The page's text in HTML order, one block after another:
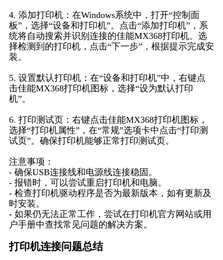
4. 添加打印机：在Windows系统中，打开“控制面
板”，选择“设备和打印机”。点击“添加打印机”，系
统将自动搜索并识别连接的佳能MX368打印机。选
择检测到的打印机，点击“下一步”，根据提示完成安
装。
5. 设置默认打印机：在“设备和打印机”中，右键点
击佳能MX368打印机图标，选择“设为默认打印
机”。
6. 打印测试页：右键点击佳能MX368打印机图标，
选择“打印机属性”，在“常规”选项卡中点击“打印测
试页”。确保打印机能够正常打印测试页。
注意事项：
- 确保USB连接线和电源线连接稳固。
- 报错时，可以尝试重启打印机和电脑。
- 检查打印机驱动程序是否为最新版本，如有更新及
时安装。
- 如果仍无法正常工作，尝试在打印机官方网站或用
户手册中查找常见问题的解决方案。
打印机连接问题总结